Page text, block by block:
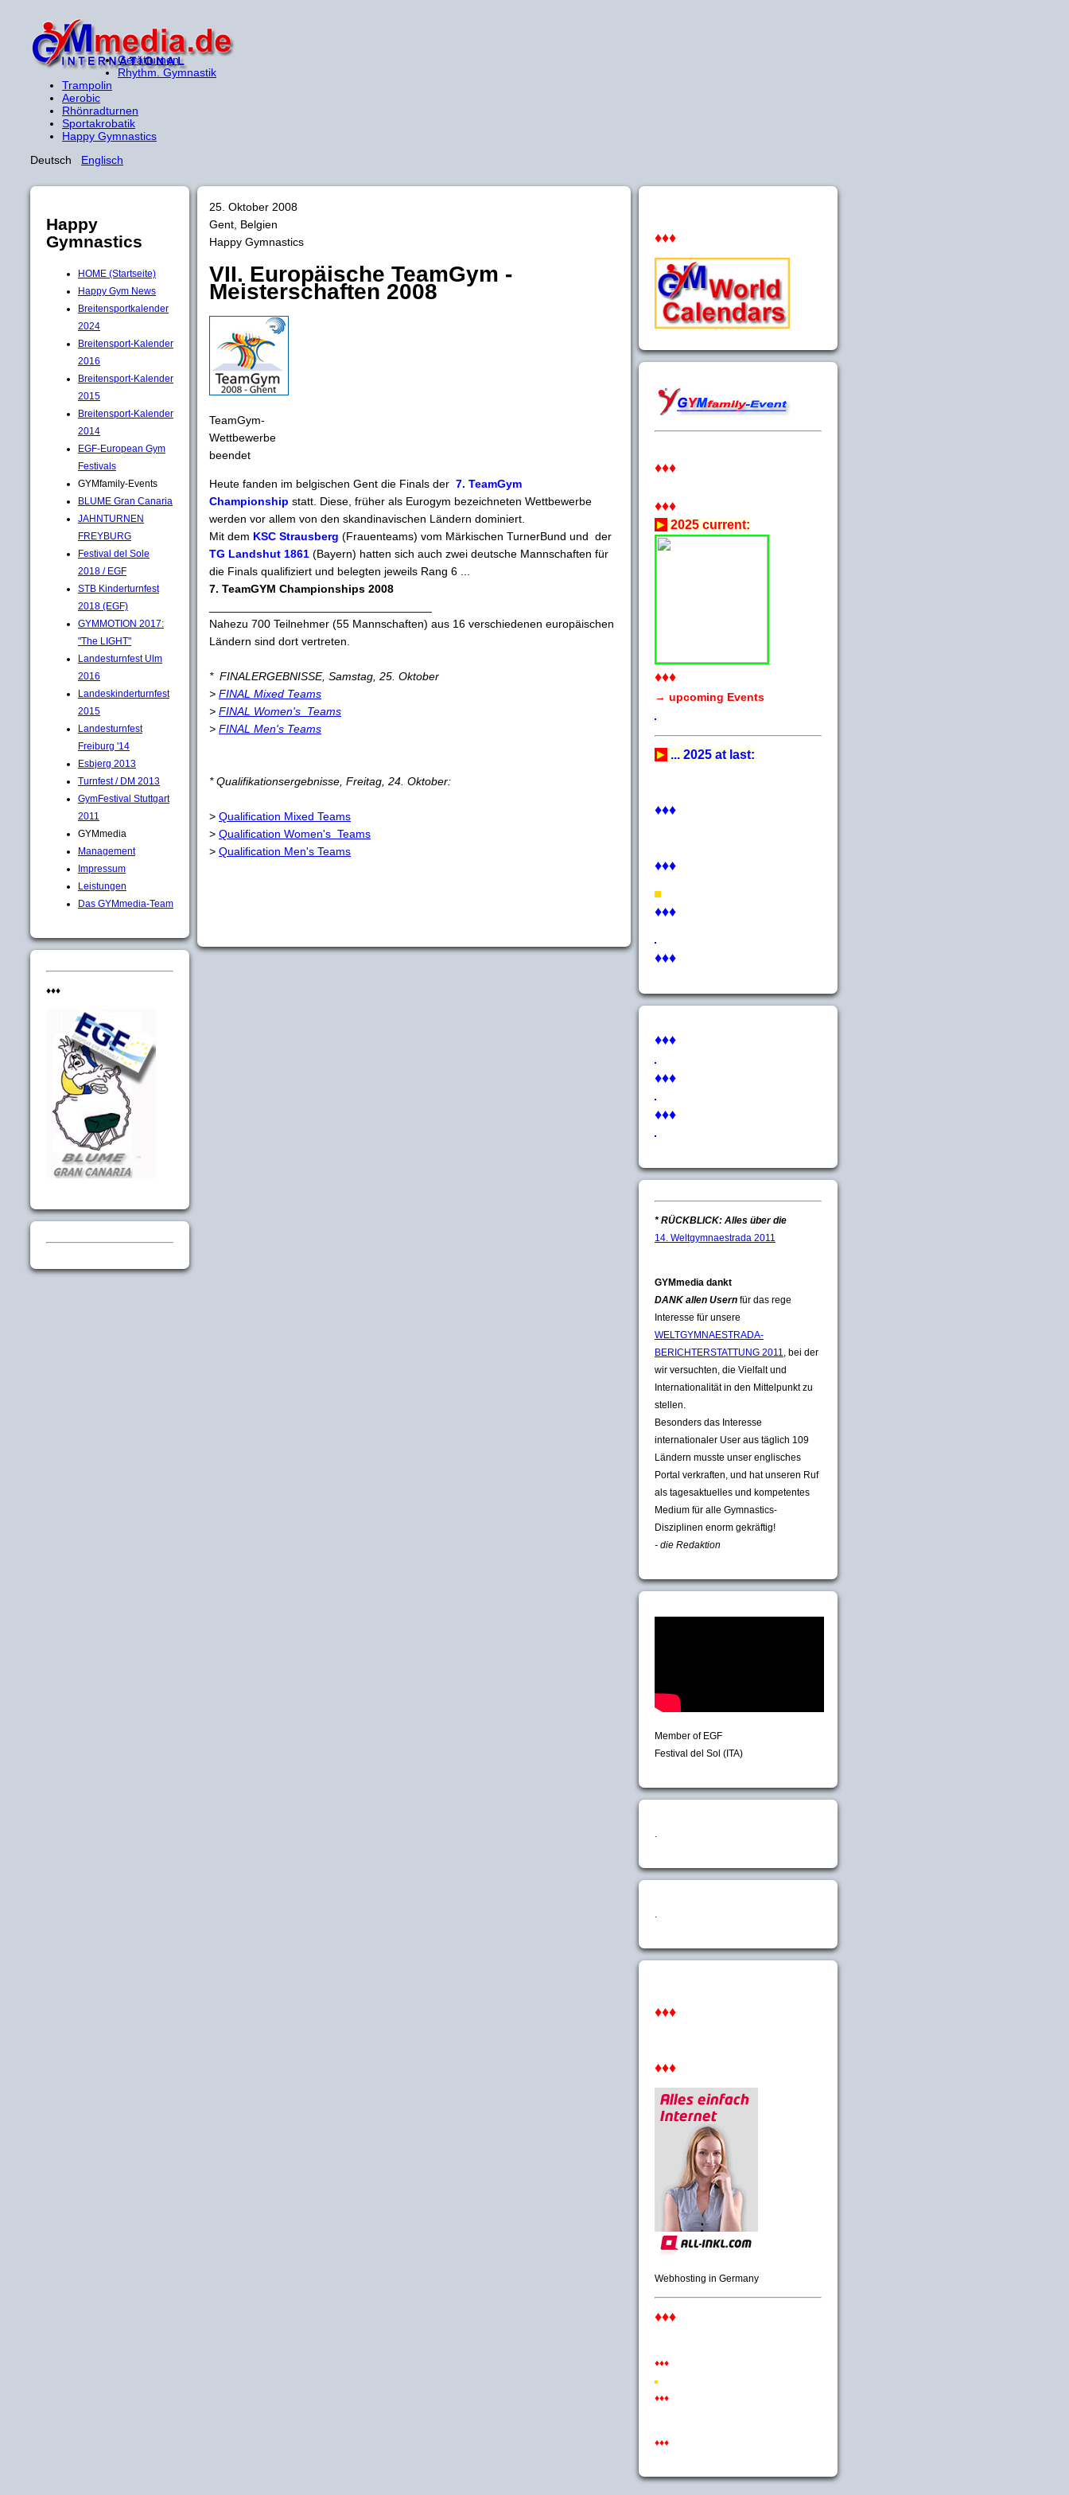
Gerätturnen
Rhythm. Gymnastik
Trampolin
Aerobic
Rhönradturnen
Sportakrobatik
Happy Gymnastics
Deutsch Englisch
Happy
Gymnastics
HOME (Startseite)
Happy Gym News
Breitensportkalender
2024
Breitensport-Kalender
2016
Breitensport-Kalender
2015
Breitensport-Kalender
2014
EGF-European Gym
Festivals
GYMfamily-Events
BLUME Gran Canaria
JAHNTURNEN
FREYBURG
Festival del Sole
2018 / EGF
STB Kinderturnfest
2018 (EGF)
GYMMOTION 2017:
"The LIGHT"
Landesturnfest Ulm
2016
Landeskinderturnfest
2015
Landesturnfest
Freiburg '14
Esbjerg 2013
Turnfest / DM 2013
GymFestival Stuttgart
2011
GYMmedia
Management
Impressum
Leistungen
Das GYMmedia-Team
♦♦♦
25. Oktober 2008
Gent, Belgien
Happy Gymnastics
VII. Europäische TeamGym -
Meisterschaften 2008
TeamGym-
Wettbewerbe
beendet
Heute fanden im belgischen Gent die Finals der 7. TeamGym
Championship statt. Diese, früher als Eurogym bezeichneten Wettbewerbe
werden vor allem von den skandinavischen Ländern dominiert.
Mit dem KSC Strausberg (Frauenteams) vom Märkischen TurnerBund und der
TG Landshut 1861 (Bayern) hatten sich auch zwei deutsche Mannschaften für
die Finals qualifiziert und belegten jeweils Rang 6 ...
7. TeamGYM Championships 2008
Nahezu 700 Teilnehmer (55 Mannschaften) aus 16 verschiedenen europäischen
Ländern sind dort vertreten.
* FINALERGEBNISSE, Samstag, 25. Oktober
> FINAL Mixed Teams
> FINAL Women's Teams
> FINAL Men's Teams
* Qualifikationsergebnisse, Freitag, 24. Oktober:
> Qualification Mixed Teams
> Qualification Women's Teams
> Qualification Men's Teams
♦♦♦
♦♦♦
♦♦♦
► 2025 current:
♦♦♦
→ upcoming Events
► ... 2025 at last:.
♦♦♦
♦♦♦
♦♦♦
♦♦♦
♦♦♦
♦♦♦
♦♦♦
* RÜCKBLICK: Alles über die
14. Weltgymnaestrada 2011
GYMmedia dankt
DANK allen Usern für das rege
Interesse für unsere
WELTGYMNAESTRADA-
BERICHTERSTATTUNG 2011, bei der
wir versuchten, die Vielfalt und
Internationalität in den Mittelpunkt zu
stellen.
Besonders das Interesse
internationaler User aus täglich 109
Ländern musste unser englisches
Portal verkraften, und hat unseren Ruf
als tagesaktuelles und kompetentes
Medium für alle Gymnastics-
Disziplinen enorm gekräftig!
- die Redaktion
Member of EGF
Festival del Sol (ITA)
.
.
♦♦♦
♦♦♦
Webhosting in Germany
♦♦♦
♦♦♦
♦♦♦
♦♦♦